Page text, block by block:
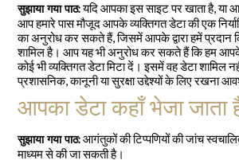
सुझाया गया पाठ:यदि आपका इस साइट पर खाता है, या
आप हमारे पास मौजूद आपके व्यक्तिगत डेटा की एक
का अनुरोध कर सकते हैं, जिसमें आपके द्वारा हमें प्रदान
शामिल है। आप यह भी अनुरोध कर सकते हैं कि हम आपके
कोई भी व्यक्तिगत डेटा मिटा दें। इसमें वह डेटा शामिल
प्रशासनिक, कानूनी या सुरक्षा उद्देश्यों के लिए रखना
आपका डेटा कहाँ भेजा जाता
सुझाया गया पाठ:आगंतुकों की टिप्पणियों की जांच
माध्यम से की जा सकती है।